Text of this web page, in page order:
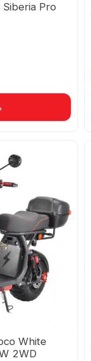
Pro
White
2WD